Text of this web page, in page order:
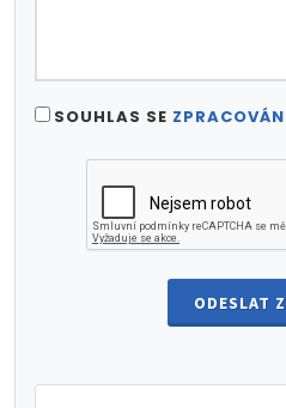
SOUHLAS SE
ODESLAT